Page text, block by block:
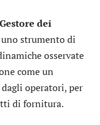
Gestore dei
strumento di
osservate
come un
operatori, per
di fornitura.